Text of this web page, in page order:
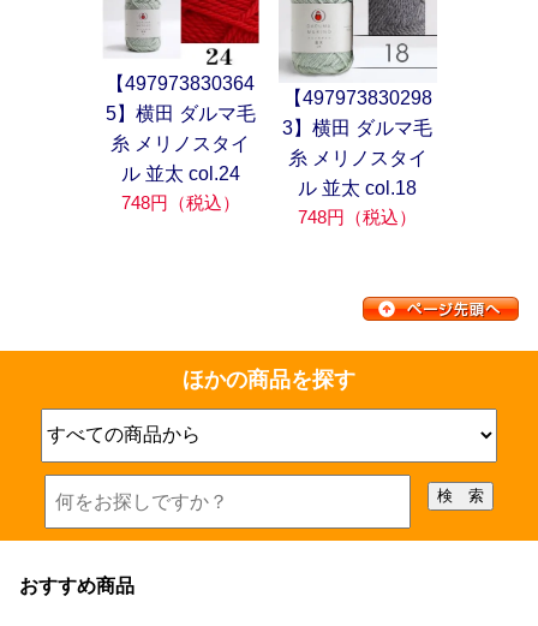
【497973830364
5】横田 ダルマ毛
糸 メリノスタイ
ル 並太 col.24
748円（税込）
【497973830298
3】横田 ダルマ毛
糸 メリノスタイ
ル 並太 col.18
748円（税込）
ほかの商品を探す
おすすめ商品